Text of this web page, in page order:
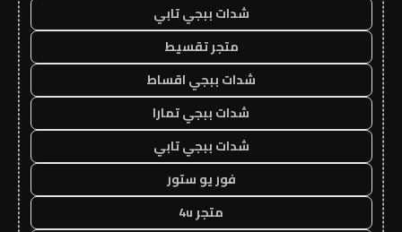
شدات ببجي تابي
متجر تقسيط
شدات ببجي اقساط
شدات ببجي تمارا
شدات ببجي تابي
فور يو ستور
متجر 4u